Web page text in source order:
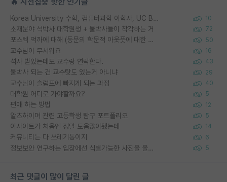
Korea University 수학, 컴퓨터과학 이학사, UC Berkeley 산업공학 대학원 공학박사가 되는 것은 쉽지 않겠죠? 10
소재분야 석박사 대학원생 + 물박사들이 착각하는 거 72
포스텍 억까에 대해 (동문의 학문적 아웃풋에 대한 반박) 50
교수님이 무서워요 16
석사 받았는데도 교수랑 연락한다. 43
물박사 되는 건 교수탓도 있는거 아니냐 29
교수님이 슬럼프에 빠지게 되는 과정 40
대학원 어디로 가야할까요? 5
편애 하는 방법 12
알츠하이머 관련 고등학생 탐구 포트폴리오 5
이사이트가 처음엔 정말 도움많이됐는데 14
커뮤니티는 다 쓰레기통이지 6
정보보안 연구하는 입장에선 식별가능한 사진을 올리는건 비추이긴함 5
최근 댓글이 많이 달린 글